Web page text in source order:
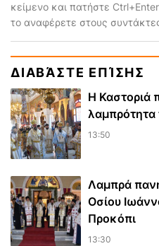
κείμενο και πατήστε
το αναφέρετε στους
ΔΙΑΒΆΣΤΕ ΕΠΊΣΗΣ
Η Καστοριά
λαμπρότητα
13:50
Λαμπρά
Οσίου
Προκόπι
13:30